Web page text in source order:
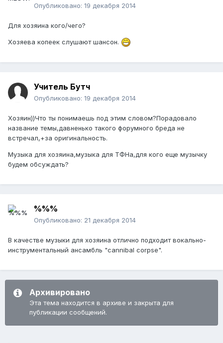
Опубликовано: 19 декабря 2014
Для хозяина кого/чего?
Хозяева копеек слушают шансон.
Учитель Бутч
Опубликовано: 19 декабря 2014
Хозяин))Что ты понимаешь под этим словом?Порадовало
название темы,давненько такого форумного бреда не
встречал,+за оригинальность.
Музыка для хозяина,музыка для ТФНа,для кого еще музычку
будем обсуждать?
%%%
Опубликовано: 21 декабря 2014
В качестве музыки для хозяина отлично подходит вокально-
инструментальный ансамбль "cannibal corpse".
Архивировано
Эта тема находится в архиве и закрыта для
публикации сообщений.